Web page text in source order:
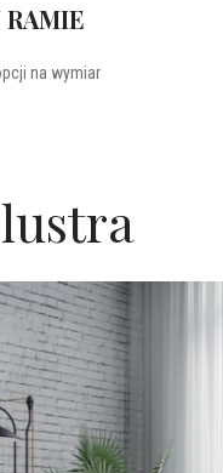
RAMIE
na wymiar